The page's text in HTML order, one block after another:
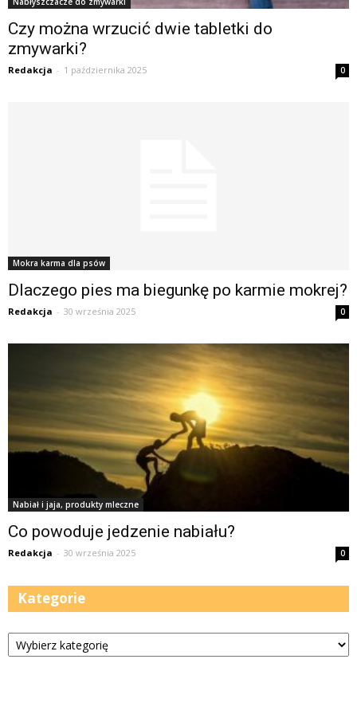
Czy można wrzucić dwie tabletki do
zmywarki?
Redakcja - 1 października 2025 0
Mokra karma dla psów
Dlaczego pies ma biegunkę po karmie mokrej?
Redakcja - 30 września 2025 0
Nabiał i jaja, produkty mleczne
Co powoduje jedzenie nabiału?
Redakcja - 30 września 2025 0
Kategorie
Kategorie